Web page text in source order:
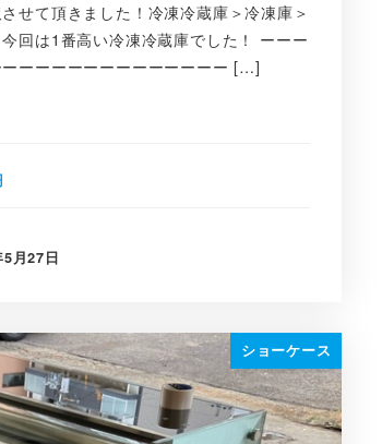
せて頂きました！冷凍冷蔵庫＞冷凍庫＞
回は1番高い冷凍冷蔵庫でした！ ーーー
ーーーーーーーーーーーーー […]
月27日
ショーケース